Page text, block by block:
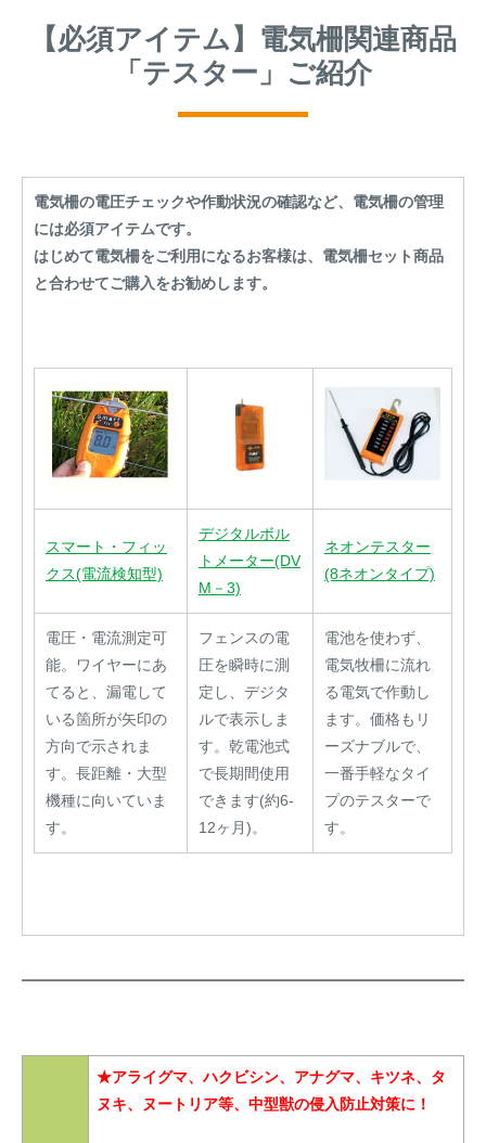
【必須アイテム】電気柵関連商品
「テスター」ご紹介
電気柵の電圧チェックや作動状況の確認など、電気柵の管理
には必須アイテムです。
はじめて電気柵をご利用になるお客様は、電気柵セット商品
と合わせてご購入をお勧めします。
スマート・フィッ
クス(電流検知型)
デジタルボル
トメーター(DV
M－3)
ネオンテスター
(8ネオンタイプ)
電圧・電流測定可
能。ワイヤーにあ
てると、漏電して
いる箇所が矢印の
方向で示されま
す。長距離・大型
機種に向いていま
す。
フェンスの電
圧を瞬時に測
定し、デジタ
ルで表示しま
す。乾電池式
で長期間使用
できます(約6-
12ヶ月)。
電池を使わず、
電気牧柵に流れ
る電気で作動し
ます。価格もリ
ーズナブルで、
一番手軽なタイ
プのテスターで
す。
★アライグマ、ハクビシン、アナグマ、キツネ、タ
ヌキ、ヌートリア等、中型獣の侵入防止対策に！